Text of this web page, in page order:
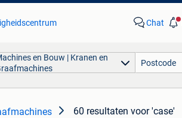
Chat
en Bouw | Kranen en
60 resultaten voor 'case'